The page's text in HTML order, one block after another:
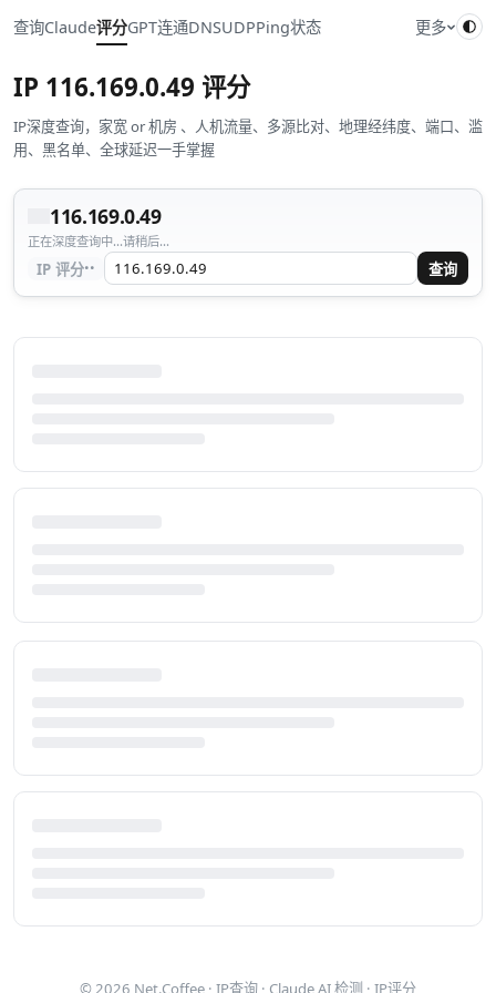
查询Claude评分GPT连通DNSUDPPing状态 更多
IP 116.169.0.49 评分
IP深度查询，家宽 or 机房 、人机流量、多源比对、地理经纬度、端口、滥
用、黑名单、全球延迟一手掌握
116.169.0.49
正在深度查询中...请稍后...
IP 评分·· 查询
© 2026 Net.Coffee · IP查询 · Claude AI 检测 · IP评分